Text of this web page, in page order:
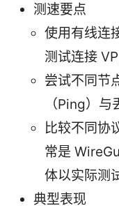
测速要点
使用有线连
测试连接
尝试不同节
（Ping）与
比较不同协
常是
体以实际测
典型表现